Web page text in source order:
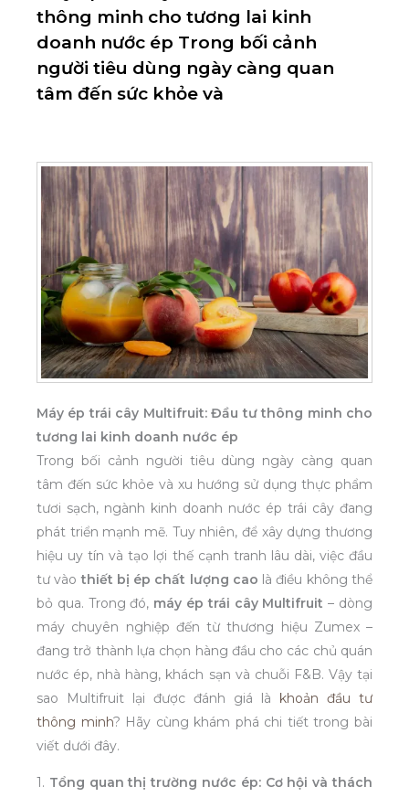
thông minh cho tương lai kinh
doanh nước ép Trong bối cảnh
người tiêu dùng ngày càng quan
tâm đến sức khỏe và
Máy ép trái cây Multifruit: Đầu tư thông minh cho
tương lai kinh doanh nước ép
Trong bối cảnh người tiêu dùng ngày càng quan
tâm đến sức khỏe và xu hướng sử dụng thực phẩm
tươi sạch, ngành kinh doanh nước ép trái cây đang
phát triển mạnh mẽ. Tuy nhiên, để xây dựng thương
hiệu uy tín và tạo lợi thế cạnh tranh lâu dài, việc đầu
tư vàothiết bị ép chất lượng cao là điều không thể
bỏ qua. Trong đó, máy ép trái cây Multifruit – dòng
máy chuyên nghiệp đến từ thương hiệu Zumex –
đang trở thành lựa chọn hàng đầu cho các chủ quán
nước ép, nhà hàng, khách sạn và chuỗi F&B. Vậy tại
sao Multifruit lại được đánh giá là khoản đầu tư
thông minh? Hãy cùng khám phá chi tiết trong bài
viết dưới đây.
1. Tổng quan thị trường nước ép: Cơ hội và thách